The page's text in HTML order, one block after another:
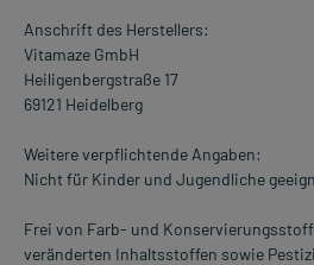
Anschrift des Herstellers:
Vitamaze GmbH
Heiligenbergstraße 17
69121 Heidelberg
Weitere verpflichtende Angaben:
Nicht für Kinder und Jugendliche
Frei von Farb- und
veränderten Inhaltsstoffen sowie